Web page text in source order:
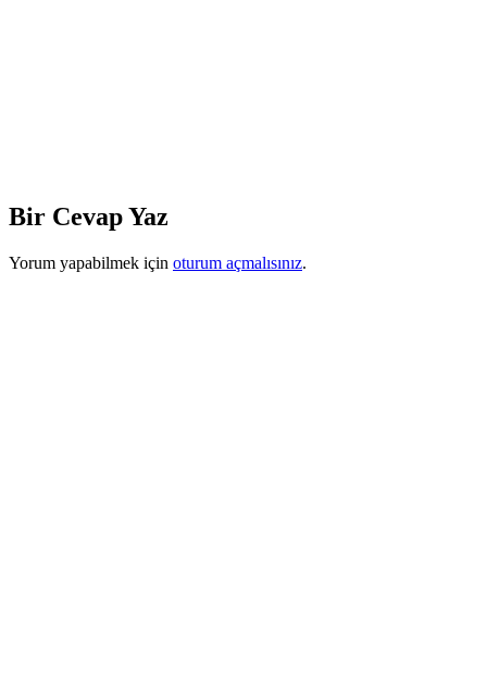
Bir Cevap Yaz
Yorum yapabilmek için oturum açmalısınız.